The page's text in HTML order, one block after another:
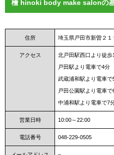
檜 hinoki body make salonの
住所 埼玉県戸田市新曽２
アクセス
北戸田駅西口より徒歩
戸田駅より電車で4分
武蔵浦和駅より電車で
戸田公園駅より電車で
中浦和駅より電車で7
営業日時 10:00～22:00
電話番号 048-229-0505